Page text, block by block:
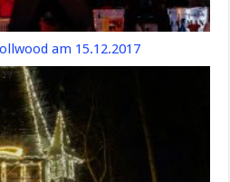
am 15.12.2017